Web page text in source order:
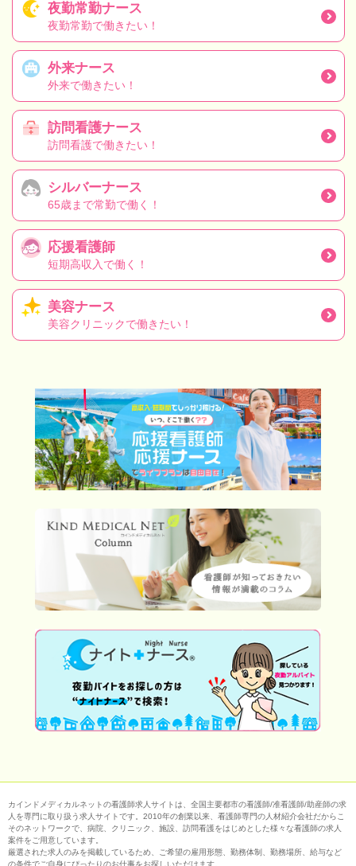
夜勤常勤ナース
夜勤常勤で働きたい！
外来ナース
外来で働きたい！
訪問看護ナース
訪問看護で働きたい！
シルバーナース
65歳まで常勤で働く！
応援看護師
短期高収入で働く！
美容ナース
美容クリニックで働きたい！
カインドメディカルネットの看護師求人サイトは、全国主要都市の看護師/准看護師/助産師の求
人を専門に取り扱う求人サイトです。2010年の創業以来、看護師専門の人材紹介会社だからこ
そのネットワークで、病院、クリニック、施設、訪問看護をはじめとした様々な看護師の求人
案件をご用意しています。
厳選された求人のみを掲載しているため、ご希望の雇用形態、勤務体制、勤務場所、給与など
の条件でご自身にぴったりのお仕事をお探しいただけます。